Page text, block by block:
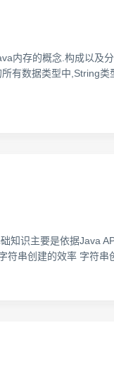
存的概念.构成以及
数据类型中,String
知识主要是依据Java
串创建的效率 字符